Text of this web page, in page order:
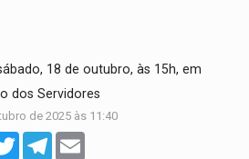
18 de outubro, às 15h, em
dos Servidores
de 2025 às 11:40
TwitterTelegram